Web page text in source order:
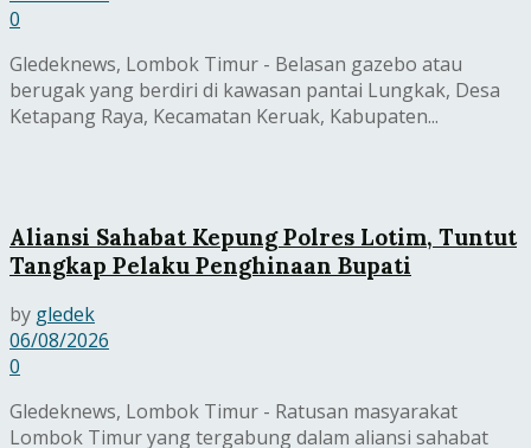
0
Gledeknews, Lombok Timur - Belasan gazebo atau
berugak yang berdiri di kawasan pantai Lungkak, Desa
Ketapang Raya, Kecamatan Keruak, Kabupaten...
Aliansi Sahabat Kepung Polres Lotim, Tuntut
Tangkap Pelaku Penghinaan Bupati
by gledek
06/08/2026
0
Gledeknews, Lombok Timur - Ratusan masyarakat
Lombok Timur yang tergabung dalam aliansi sahabat